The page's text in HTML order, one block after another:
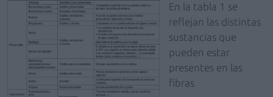
En la tabla 1 se
reflejan las distintas
sustancias que
pueden estar
presentes en las
fibras